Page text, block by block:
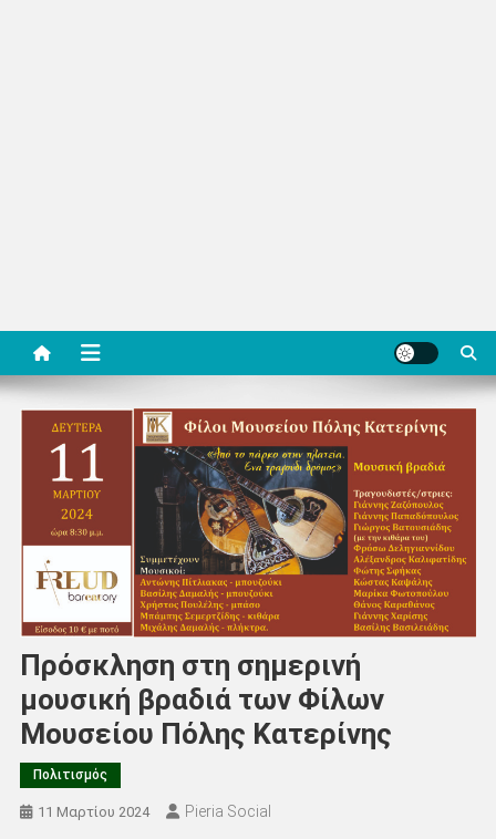
Πρόσκληση στη σημερινή
μουσική βραδιά των Φίλων
Μουσείου Πόλης Κατερίνης
Πολιτισμός
11 Μαρτίου 2024 Pieria Social